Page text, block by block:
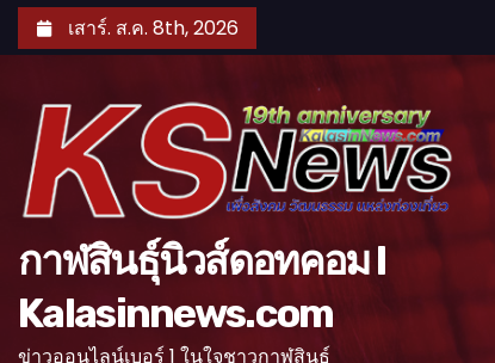
k
เสาร์. ส.ค. 8th, 2026
กาฬสินธุ์นิวส์ดอทคอม l
Kalasinnews.com
ข่าวออนไลน์เบอร์ 1 ในใจชาวกาฬสินธุ์